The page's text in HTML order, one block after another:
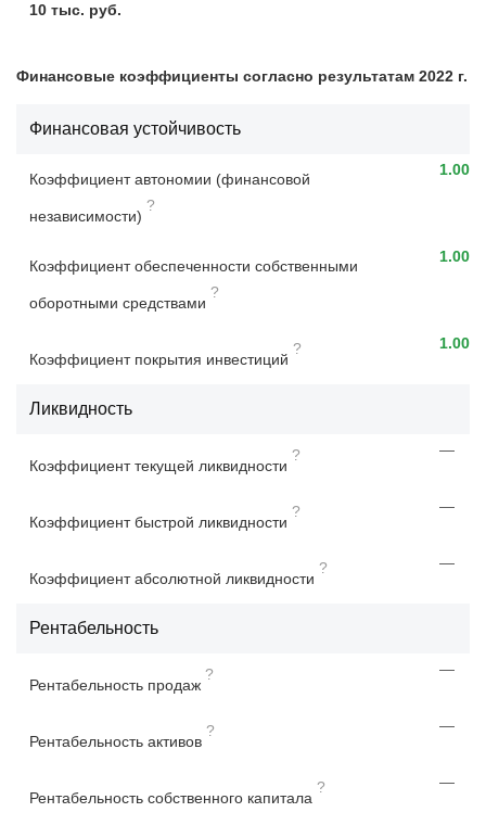
10 тыс. руб.
Финансовые коэффициенты согласно результатам 2022 г.
Финансовая устойчивость
Коэффициент автономии (финансовой
независимости)
?
1.00
Коэффициент обеспеченности собственными
оборотными средствами
?
1.00
Коэффициент покрытия инвестиций
? 1.00
Ликвидность
Коэффициент текущей ликвидности
? —
Коэффициент быстрой ликвидности
? —
Коэффициент абсолютной ликвидности
? —
Рентабельность
Рентабельность продаж
? —
Рентабельность активов
? —
Рентабельность собственного капитала
? —